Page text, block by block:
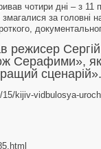
чотири дні – з
змагалися за головні
режисер
Серафими»,
сценарій».
kijiv-vidbulosya-